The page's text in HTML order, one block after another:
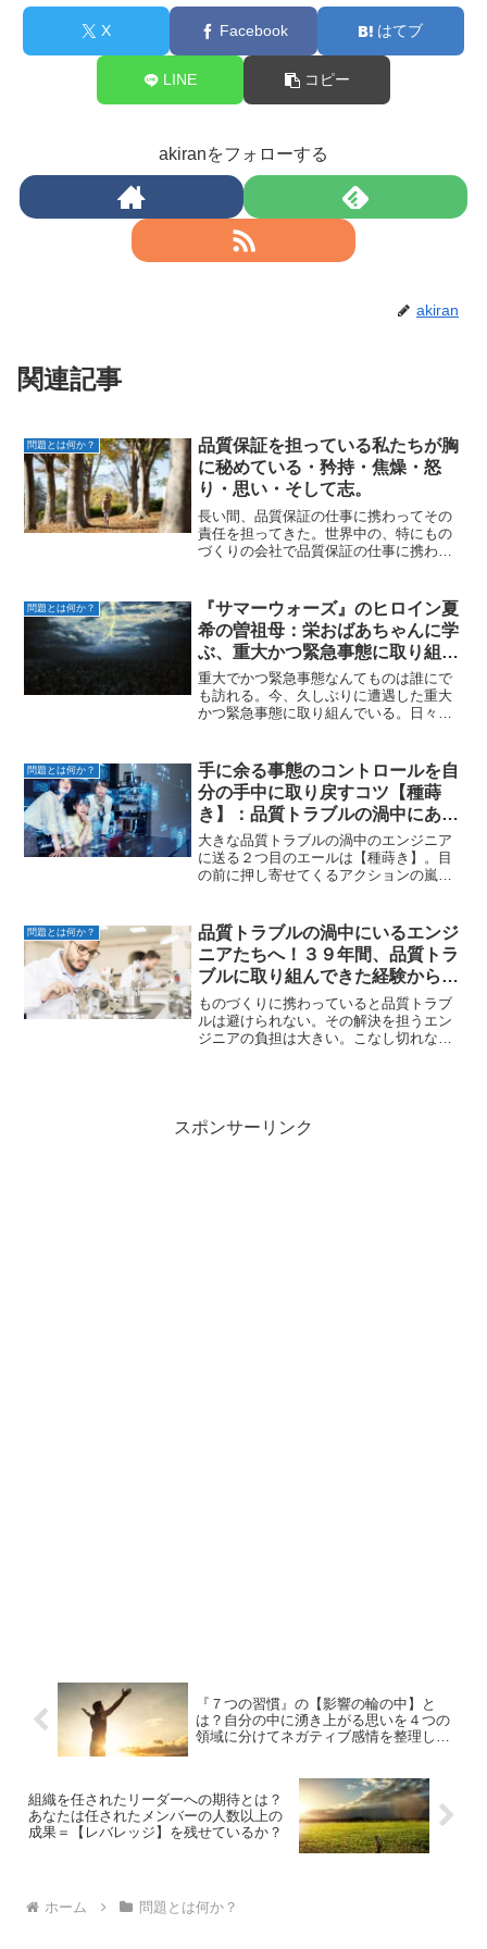
X Facebook はてブ
LINE コピー
akiranをフォローする
akiran
関連記事
問題とは何か？
品質保証を担っている私たちが胸
に秘めている・矜持・焦燥・怒
り・思い・そして志。
長い間、品質保証の仕事に携わってその
責任を担ってきた。世界中の、特にもの
づくりの会社で品質保証の仕事に携わっ
先日、部品を納めてくれている取引先で
約３時間のセミナーをし...
問題とは何か？
『サマーウォーズ』のヒロイン夏
希の曽祖母：栄おばあちゃんに学
ぶ、重大かつ緊急事態に取り組む
心構え
重大でかつ緊急事態なんてものは誰にで
も訪れる。今、久しぶりに遭遇した重大
かつ緊急事態に取り組んでいる。日々の
母：栄おばあちゃん。改めて映画を見直
すとそこには緊急事態の手本...
問題とは何か？
手に余る事態のコントロールを自
分の手中に取り戻すコツ【種蒔
き】：品質トラブルの渦中にある
エンジニアへのエール＝其の２
大きな品質トラブルの渦中のエンジニア
に送る２つ目のエールは【種蒔き】。目
の前に押し寄せてくるアクションの嵐の
と先を手当てする【種蒔き】で手に余る
事態のコントロール...
問題とは何か？
品質トラブルの渦中にいるエンジ
ニアたちへ！３９年間、品質トラ
ブルに取り組んできた経験からの
３つの提案とエール
ものづくりに携わっていると品質トラブ
ルは避けられない。その解決を担うエン
ジニアの負担は大きい。こなし切れない
スポンサーリンク
『７つの習慣』の【影響の輪の中】と
は？自分の中に湧き上がる思いを４つの
領域に分けてネガティブ感情を整理し
組織を任されたリーダーへの期待とは？
あなたは任されたメンバーの人数以上の
成果＝【レバレッジ】を残せているか？
ホーム 問題とは何か？